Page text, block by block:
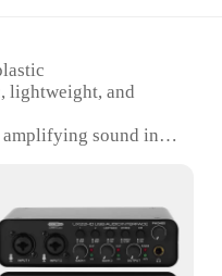
lightweight, and
amplifying sound in
20W output
a durable
both professional